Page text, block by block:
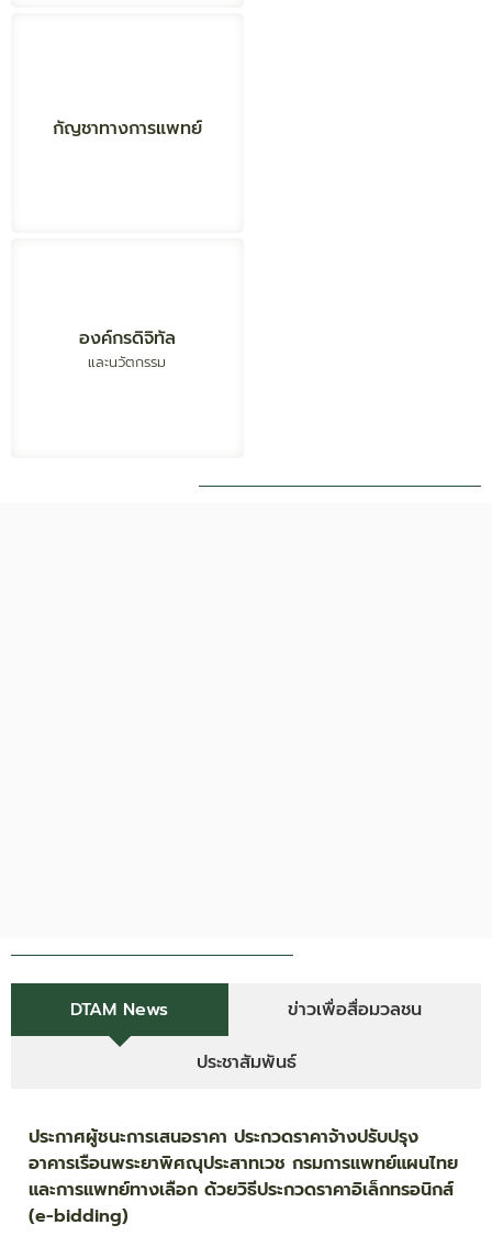
กัญชาทางการแพทย์
สร้างสมดุล ด้านเศรษฐกิจ
ควบคู่กับความปลอดภัย
องค์กรดิจิทัล
และนวัตกรรม
ด้านนวัตกรรม ข้อมูล และ
การสื่อสารที่ทันสมัย
DTAM News
ข่าวเพื่อสื่อมวลชน
ประชาสัมพันธ์
ประกาศผู้ชนะการเสนอราคา ประกวดราคาจ้างปรับปรุง
อาคารเรือนพระยาพิศณุประสาทเวช กรมการแพทย์แผนไทย
และการแพทย์ทางเลือก ด้วยวิธีประกวดราคาอิเล็กทรอนิกส์
(e-bidding)